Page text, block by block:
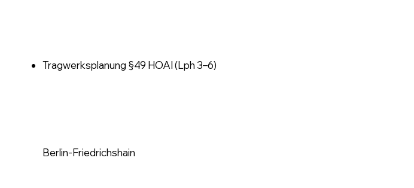
Tragwerksplanung §49 HOAI (Lph 3–6)
Berlin-Friedrichshain